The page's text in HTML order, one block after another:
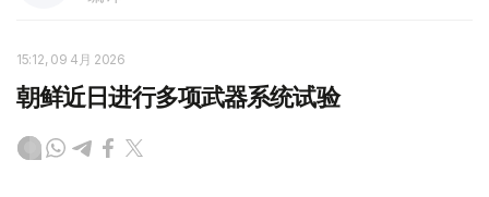
15:12, 09 4月 2026
朝鲜近日进行多项武器系统试验